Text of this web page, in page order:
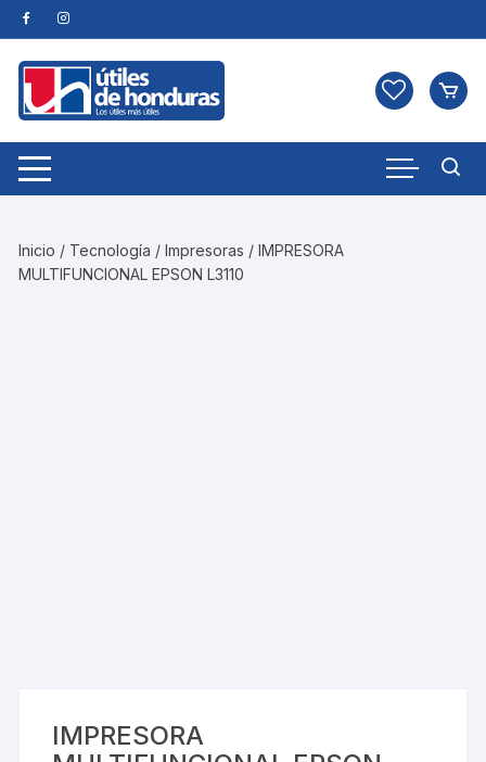
Skip
to
content
Inicio / Tecnología /Impresoras / IMPRESORA
MULTIFUNCIONAL EPSON L3110
IMPRESORA